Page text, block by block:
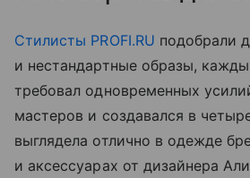
Стилисты PROFI.RU подобрали
и нестандартные образы,
требовал одновременных
мастеров и создавался в
выглядела отлично в одежде
и аксессуарах от дизайнера